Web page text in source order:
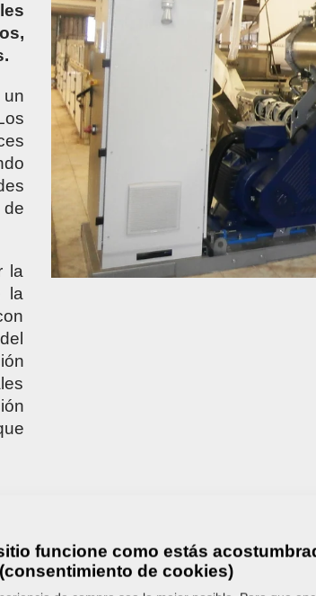
la
la
funcione como estás
(consentimiento de cookies)